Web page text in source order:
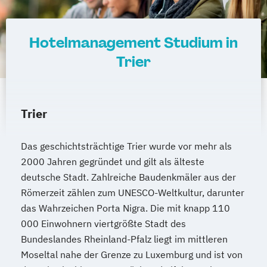
Hotelmanagement Studium in
Trier
Trier
Das geschichtsträchtige Trier wurde vor mehr als
2000 Jahren gegründet und gilt als älteste
deutsche Stadt. Zahlreiche Baudenkmäler aus der
Römerzeit zählen zum UNESCO-Weltkultur, darunter
das Wahrzeichen Porta Nigra. Die mit knapp 110
000 Einwohnern viertgrößte Stadt des
Bundeslandes Rheinland-Pfalz liegt im mittleren
Moseltal nahe der Grenze zu Luxemburg und ist von